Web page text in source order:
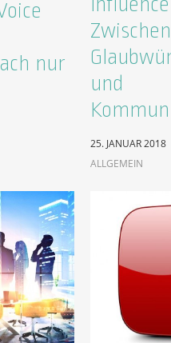
nur
Zwischen
und
25. JANUAR 2018
ALLGEMEIN